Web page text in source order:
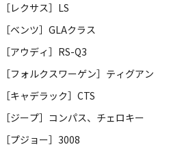
［レクサス］LS
［ベンツ］GLAクラス
［アウディ］RS-Q3
［フォルクスワーゲン］ティグアン
［キャデラック］CTS
［ジープ］コンパス、チェロキー
［プジョー］3008